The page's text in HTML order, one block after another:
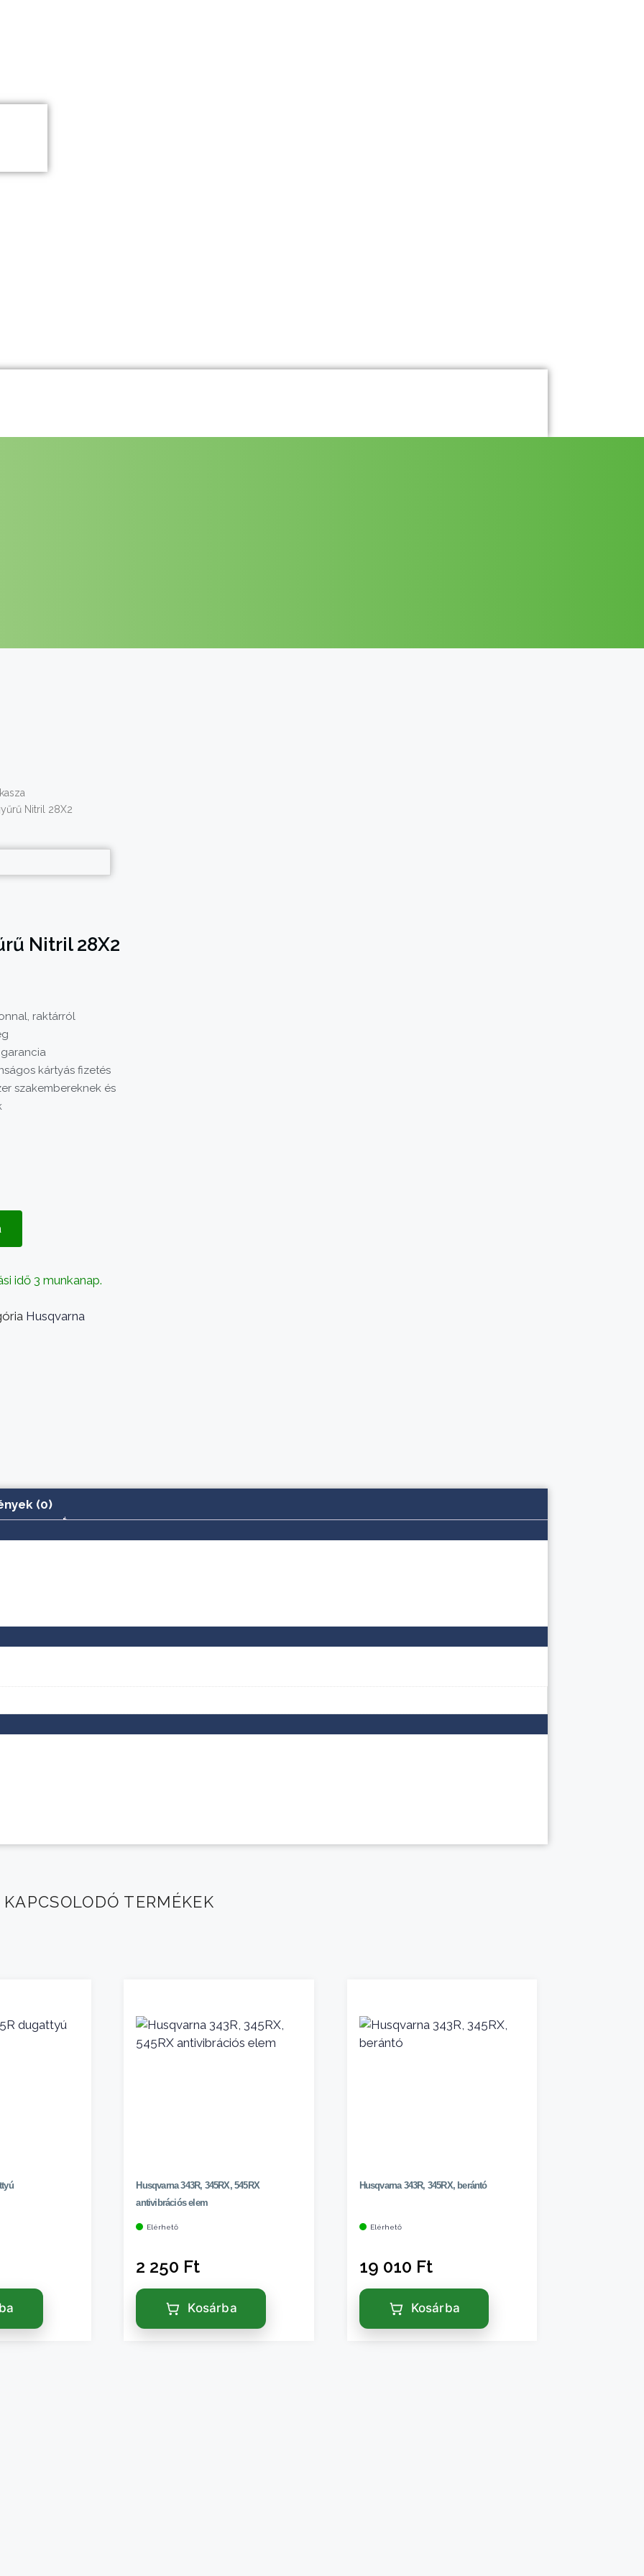
Nitril 28X2
Nitril 28X2
raktárról
kártyás fizetés
szakembereknek és
idő 3 munkanap.
Husqvarna
(0)
KAPCSOLODÓ TERMÉKEK
Husqvarna 343R, 345RX, 545RX
antivibrációs elem
Elérhető
2 250 Ft
Kosárba
Husqvarna 343R, 345RX, berántó
Elérhető
19 010 Ft
Kosárba